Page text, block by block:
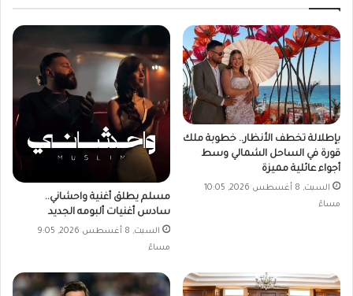
بإطلالة تخطف الأنظار.. خطوبة ملك
قورة في الساحل الشمالي وسط
أجواء عائلية مميزة
السبت, 8 أغسطس 2026, 10:05
مساءً
مسلم يطلق أغنية واحشاني..
سادس أغنيات ألبومه الجديد
السبت, 8 أغسطس 2026, 9:05
مساءً